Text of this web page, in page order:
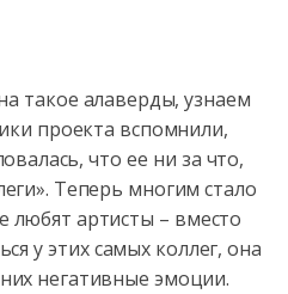
такое алаверды, узнаем
проекта вспомнили,
что ее ни за что,
Теперь многим стало
любят артисты – вместо
у этих самых коллег, она
негативные эмоции.